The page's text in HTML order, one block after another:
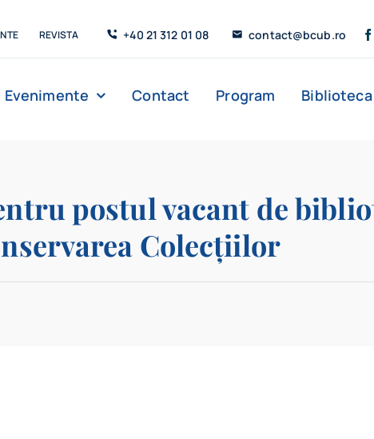
REVISTA +40 21 312 01 08 contact@bcub.ro
Evenimente Contact Program
postul vacant de
Colecțiilor